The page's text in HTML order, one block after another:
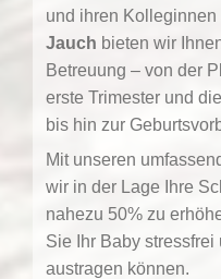
und ihren Kolleginnen
Jauch bieten wir
Betreuung – von der
erste Trimester und
bis hin zur
Mit unseren
wir in der Lage Ihre
nahezu 50% zu
Sie Ihr Baby
austragen können.